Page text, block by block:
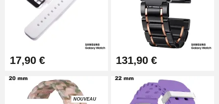
Kit pour Raccourcir Bracelet
Kit Réparation Montre Débutant
17,90 € 131,90 €
NOUVEAU